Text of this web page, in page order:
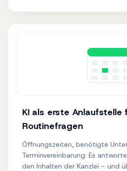
KI als erste Anlaufstelle
Routinefragen
Öffnungszeiten, benötigte
Terminvereinbarung: Es
den Inhalten der Kanzlei – und